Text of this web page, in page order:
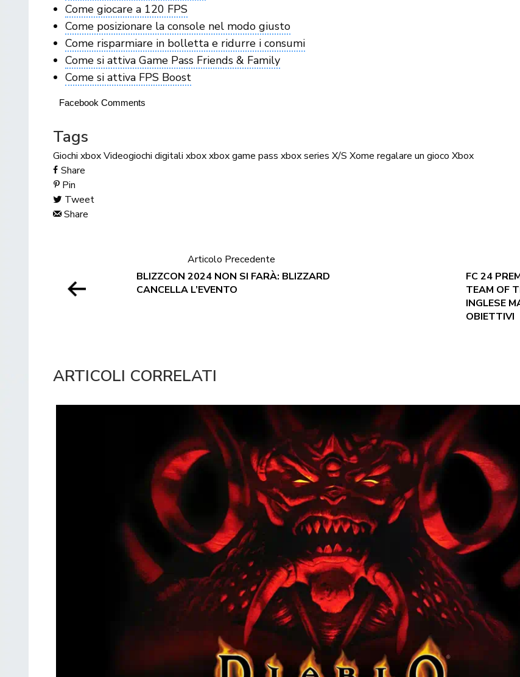
Come giocare a 120 FPS
Come posizionare la console nel modo giusto
Come risparmiare in bolletta e ridurre i consumi
Come si attiva Game Pass Friends & Family
Come si attiva FPS Boost
Facebook Comments
Tags
Giochi xboxVideogiochi digitali xboxxbox game pass xbox series X/S Xome regalare un gioco Xbox
Share
Pin
Tweet
Share
Articolo Precedente
BLIZZCON 2024 NON SI FARÀ: BLIZZARD
CANCELLA L’EVENTO
FC 24
TEAM OF
INGLESE
OBIETTIVI
ARTICOLI CORRELATI